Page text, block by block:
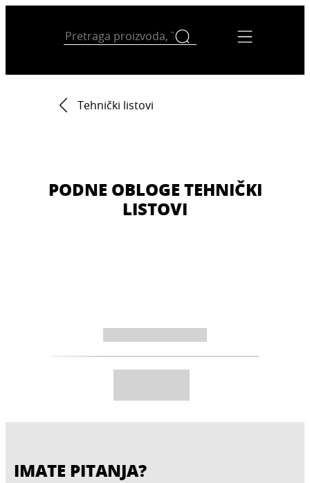
Tehnički listovi
PODNE OBLOGE TEHNIČKI
LISTOVI
IMATE PITANJA?